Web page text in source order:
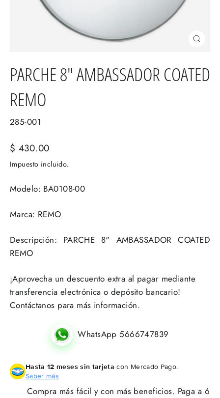
PARCHE 8" AMBASSADOR COATED
REMO
285-001
Precio
habitual
$ 430.00
Impuesto incluido.
Modelo: BA0108-00
Marca: REMO
Descripción: PARCHE 8" AMBASSADOR COATED
REMO
¡Aprovecha un descuento extra al pagar mediante
transferencia electrónica o depósito bancario!
Contáctanos para más información.
WhatsApp 5666747839
Hasta 12 meses sin tarjeta con Mercado Pago.
Saber más
Compra más fácil y con más beneficios. Paga a 6